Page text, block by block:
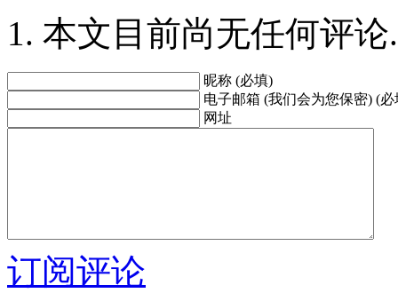
本文目前尚无任何评论.
昵称 (必填)
电子邮箱 (我们会为您保密) (必
网址
订阅评论